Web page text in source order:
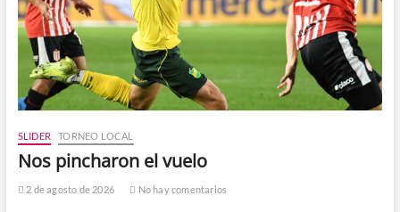
SLIDER TORNEO LOCAL
Nos pincharon el vuelo
2 de agosto de 2026 No hay comentarios